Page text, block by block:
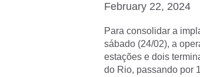
February 22, 2024
Para consolidar a
sábado (24/02), a
estações e dois
do Rio, passando por